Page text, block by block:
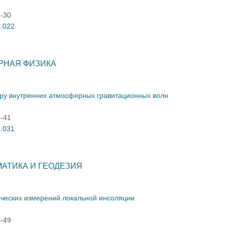
30
ФИЗИКА
внутренних атмосферных гравитационных волн
41
И ГЕОДЕЗИЯ
измерений локальной инсоляции
49